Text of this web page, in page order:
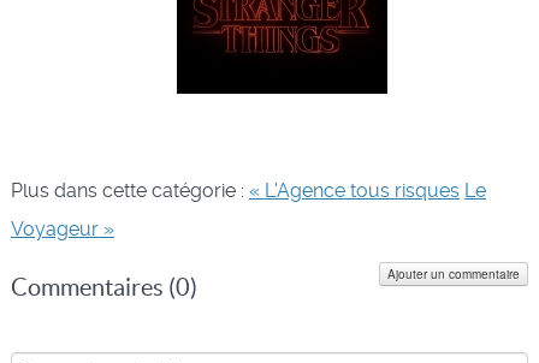
Plus dans cette catégorie : « L'Agence tous risques Le
Voyageur »
Commentaires (0)
Ajouter un commentaire